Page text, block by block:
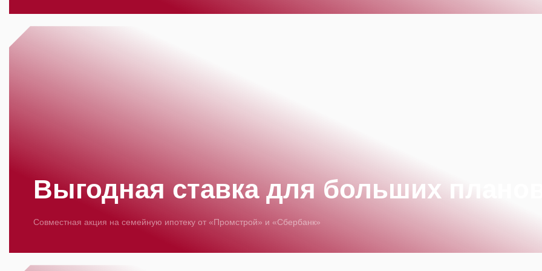
Выгодная ставка для больших
Совместная акция на семейную ипотеку от «Промстрой» и «Сбербанк»